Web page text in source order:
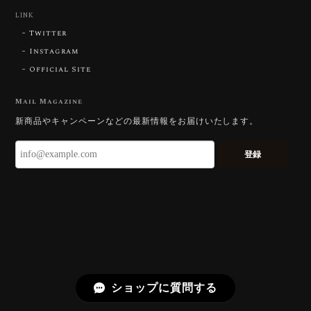
いです。 ウルウルとギラギラを一度に見ることができ
る不思議なカットだと感じました。強い煌めきだけで
です。Star Rose Cut™ は中心から外へ広
LINK
Twitter
Instagram
Official Site
Mail Magazine
新商品やキャンペーンなどの最新情報をお届けいたします。
登録
ショップに質問する